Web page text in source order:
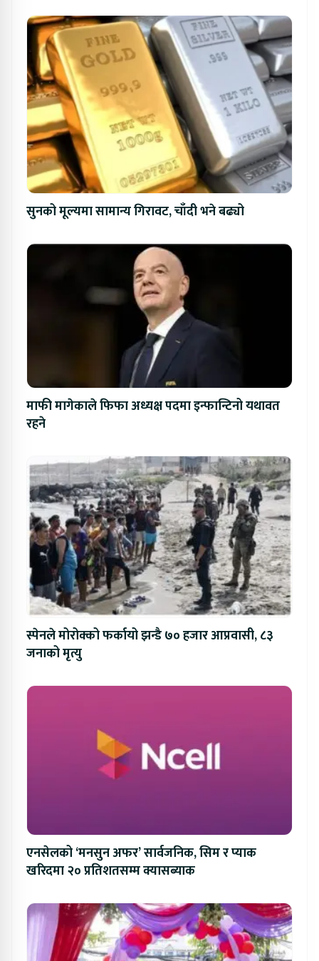
सुनको मूल्यमा सामान्य गिरावट, चाँदी भने बढ्यो
माफी मागेकाले फिफा अध्यक्ष पदमा इन्फान्टिनो यथावत
रहने
स्पेनले मोरोक्को फर्कायो झन्डै ७० हजार आप्रवासी, ८३
जनाको मृत्यु
एनसेलको ‘मनसुन अफर’ सार्वजनिक, सिम र प्याक
खरिदमा २० प्रतिशतसम्म क्यासब्याक